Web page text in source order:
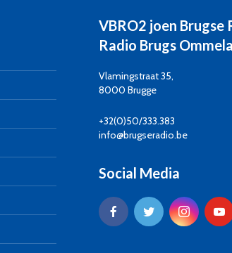
VBRO2 joen Brugse
Radio Brugs
Vlamingstraat 35,
8000 Brugge
+32(0)50/333.383
info@brugseradio.be
Social Media